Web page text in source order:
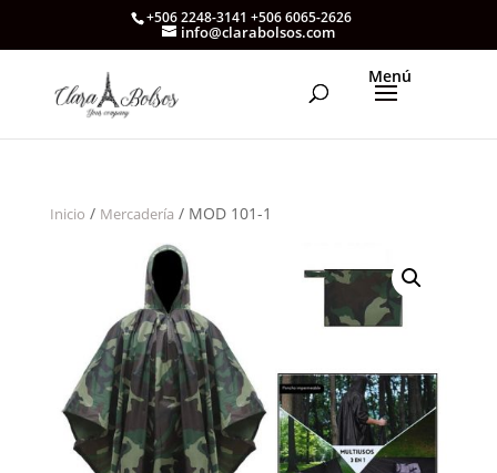
+506 2248-3141 +506 6065-2626
info@clarabolsos.com
Inicio / Mercadería / MOD 101-1